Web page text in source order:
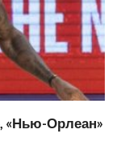
«Нью-Орлеан»